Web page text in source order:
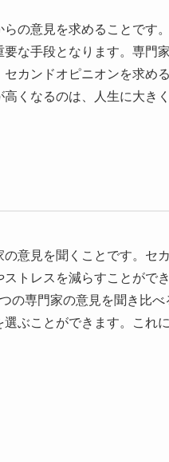
の意見を求めることです
な手段となります。専門
カンドオピニオンを求め
くなるのは、人生に大き
意見を聞くことです。セ
トレスを減らすことがで
の専門家の意見を聞き比
ぶことができます。これ